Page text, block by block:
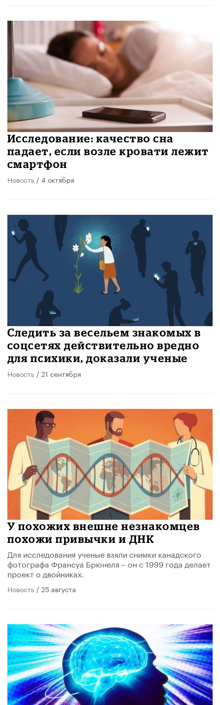
Исследование: качество сна
падает, если возле кровати лежит
смартфон
Новость / 4 октября
Следить за весельем знакомых в
соцсетях действительно вредно
для психики, доказали ученые
Новость / 21 сентября
У похожих внешне незнакомцев
похожи привычки и ДНК
Для исследования ученые взяли снимки канадского
фотографа Франсуа Брюнеля – он с 1999 года делает
проект о двойниках.
Новость / 25 августа